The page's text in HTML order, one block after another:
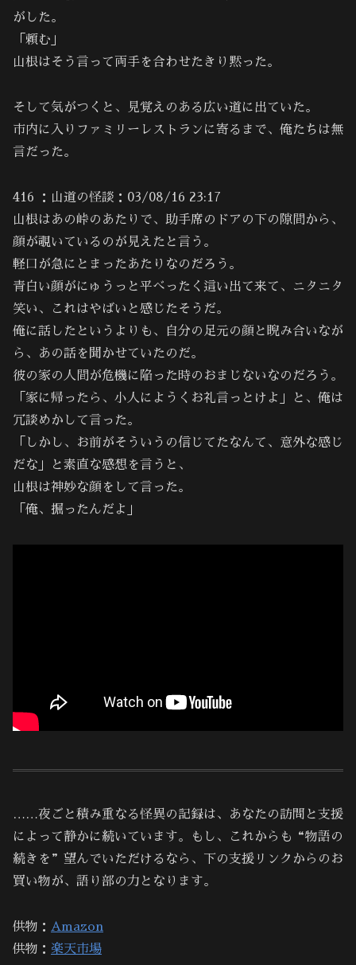
がした。
「頼む」
山根はそう言って両手を合わせたきり黙った。
そして気がつくと、見覚えのある広い道に出ていた。
市内に入りファミリーレストランに寄るまで、俺たちは無
言だった。
416 ：山道の怪談：03/08/16 23:17
山根はあの峠のあたりで、助手席のドアの下の隙間から、
顔が覗いているのが見えたと言う。
軽口が急にとまったあたりなのだろう。
青白い顔がにゅうっと平べったく這い出て来て、ニタニタ
笑い、これはやばいと感じたそうだ。
俺に話したというよりも、自分の足元の顔と睨み合いなが
ら、あの話を聞かせていたのだ。
彼の家の人間が危機に陥った時のおまじないなのだろう。
「家に帰ったら、小人にようくお礼言っとけよ」と、俺は
冗談めかして言った。
「しかし、お前がそういうの信じてたなんて、意外な感じ
だな」と素直な感想を言うと、
山根は神妙な顔をして言った。
「俺、掘ったんだよ」
……夜ごと積み重なる怪異の記録は、あなたの訪問と支援
によって静かに続いています。もし、これからも“物語の
続きを”望んでいただけるなら、下の支援リンクからのお
買い物が、語り部の力となります。
供物： Amazon
供物： 楽天市場